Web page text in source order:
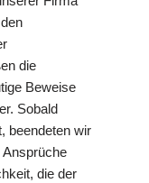
die
Beweise
Sobald
beendeten wir
die der